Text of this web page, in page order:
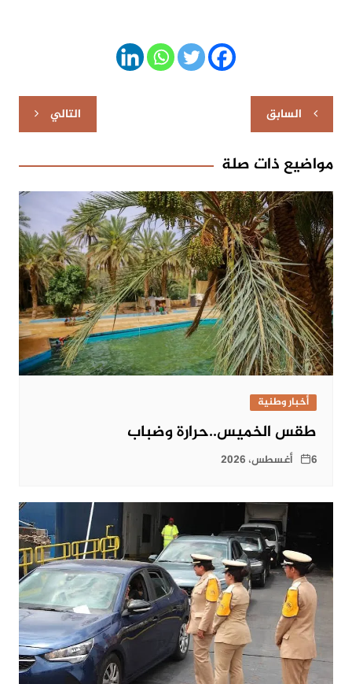
تصفّح
المقالات
السابق التالي
مواضيع ذات صلة
أخبار وطنية
طقس الخميس..حرارة وضباب
6 أغسطس، 2026